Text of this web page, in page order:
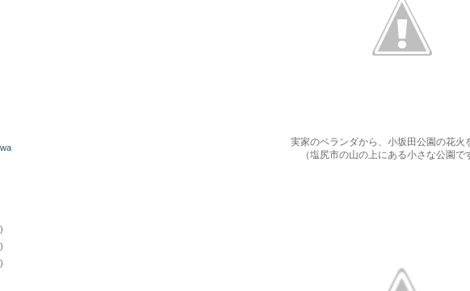
実家のベランダから、小坂田公園の花火
（塩尻市の山の上にある小さな公園で